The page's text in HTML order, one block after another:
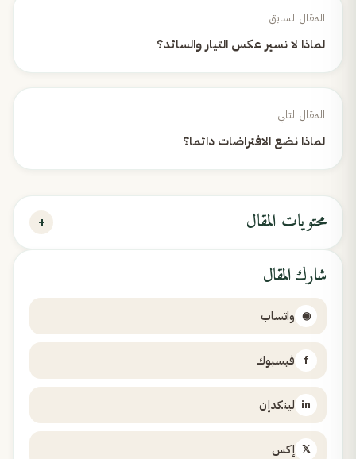
المقال السابق
لماذا لا نسير عكس التيار والسائد؟
المقال التالي
لماذا نضع الافتراضات دائما؟
محتويات المقال +
شارك المقال
◉ واتساب
f فيسبوك
in لينكدإن
𝕏 إكس